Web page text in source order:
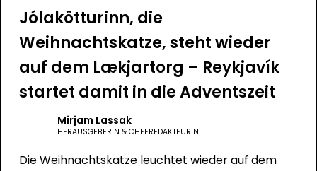
Jólakötturinn, die
Weihnachtskatze, steht wieder
auf dem Lækjartorg – Reykjavík
startet damit in die Adventszeit
Mirjam Lassak
HERAUSGEBERIN & CHEFREDAKTEURIN
Die Weihnachtskatze leuchtet wieder auf dem